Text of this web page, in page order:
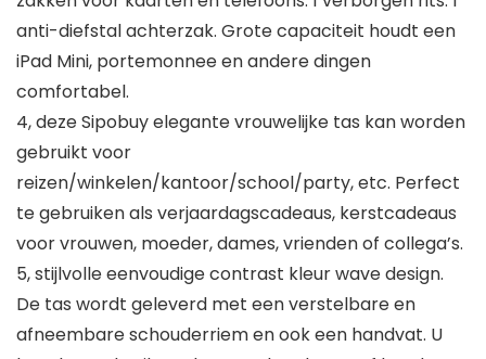
anti-diefstal achterzak. Grote capaciteit houdt een
iPad Mini, portemonnee en andere dingen
comfortabel.
4, deze Sipobuy elegante vrouwelijke tas kan worden
gebruikt voor
reizen/winkelen/kantoor/school/party, etc. Perfect
te gebruiken als verjaardagscadeaus, kerstcadeaus
voor vrouwen, moeder, dames, vrienden of collega’s.
5, stijlvolle eenvoudige contrast kleur wave design.
De tas wordt geleverd met een verstelbare en
afneembare schouderriem en ook een handvat. U